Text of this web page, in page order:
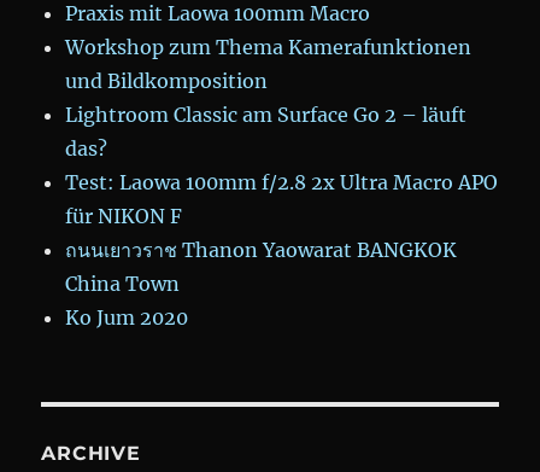
Praxis mit Laowa 100mm Macro
Workshop zum Thema Kamerafunktionen
und Bildkomposition
Lightroom Classic am Surface Go 2 – läuft
das?
Test: Laowa 100mm f/2.8 2x Ultra Macro APO
für NIKON F
ถนนเยาวราช Thanon Yaowarat BANGKOK
China Town
Ko Jum 2020
ARCHIVE